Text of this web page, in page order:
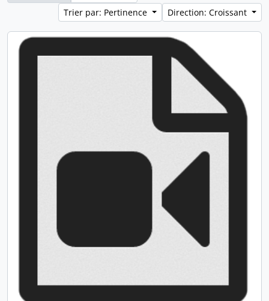
Trier par: Pertinence
Direction: Croissant